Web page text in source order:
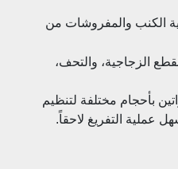
الكنب والمفروشات من
الزجاجية، والتحف،
بأحجام مختلفة لتنظيم
عملية التفريغ لاحقاً.